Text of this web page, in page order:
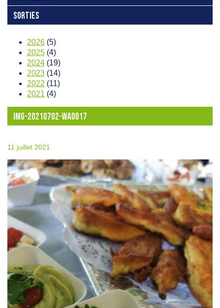
SORTIES
2026 (5)
2025 (4)
2024 (19)
2023 (14)
2022 (11)
2021 (4)
IMG-20210702-WA0017
11 juillet 2021